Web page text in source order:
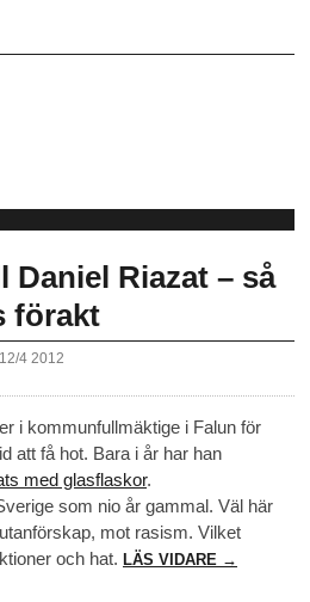
Daniel Riazat – så
förakt
4 2012
i kommunfullmäktige i Falun för
att få hot. Bara i år har han
med glasflaskor.
som nio år gammal. Väl här
mot rasism. Vilket
och hat. LÄS VIDARE →